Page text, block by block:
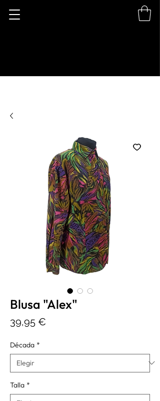
Blusa "Alex"
39,95 €
Década *
Talla *